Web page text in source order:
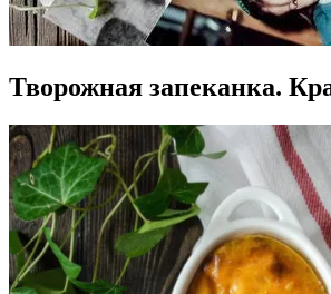
Творожная запеканка.